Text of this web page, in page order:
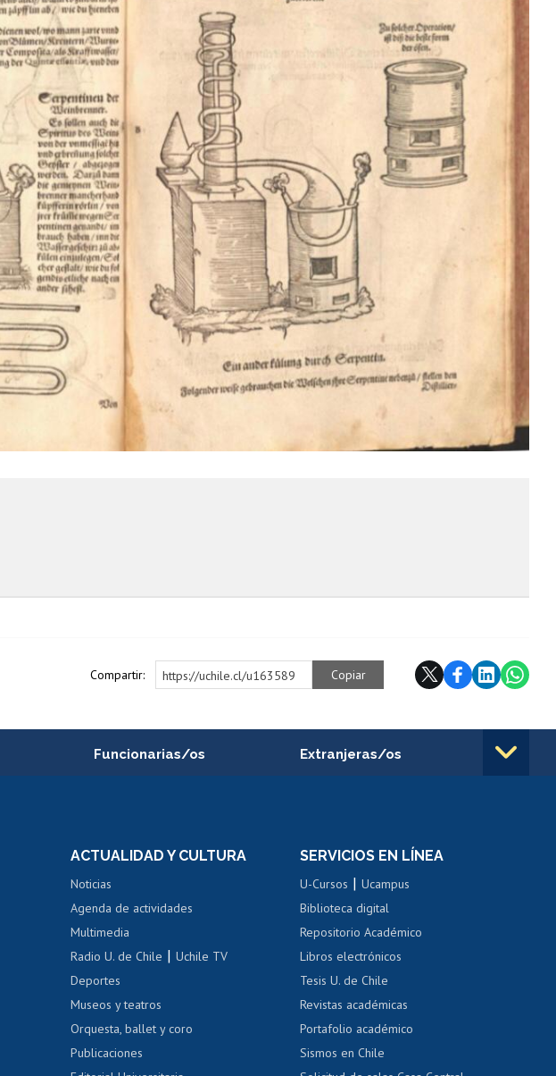
Compartir: https://uchile.cl/u163589 Copiar
Funcionarias/os
Portal de movilidad interna
Certificado de renta
Certificado de renta
Gestión de correo uchile
Extranjeras/os
Movilidad Estudiantil
Cursos de español
Acoso laboral, sexual y violencia
ACTUALIDAD Y CULTURA
Noticias
Agenda de actividades
Multimedia
Radio U. de Chile |Uchile TV
Deportes
Museos y teatros
Orquesta, ballet y coro
Publicaciones
SERVICIOS EN LÍNEA
U-Cursos |Ucampus
Biblioteca digital
Repositorio Académico
Libros electrónicos
Tesis U. de Chile
Revistas académicas
Portafolio académico
Sismos en Chile